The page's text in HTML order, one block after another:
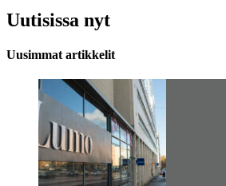
Uutisissa nyt
Uusimmat artikkelit